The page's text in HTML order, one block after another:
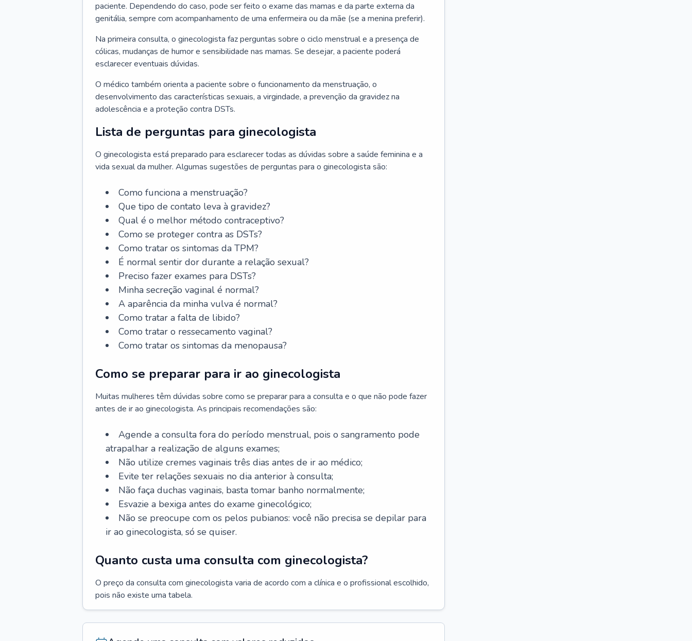
paciente. Dependendo do caso, pode ser feito o exame das mamas e da parte externa da
genitália, sempre com acompanhamento de uma enfermeira ou da mãe (se a menina preferir).
Na primeira consulta, o ginecologista faz perguntas sobre o ciclo menstrual e a presença de
cólicas, mudanças de humor e sensibilidade nas mamas. Se desejar, a paciente poderá
esclarecer eventuais dúvidas.
O médico também orienta a paciente sobre o funcionamento da menstruação, o
desenvolvimento das características sexuais, a virgindade, a prevenção da gravidez na
adolescência e a proteção contra DSTs.
Lista de perguntas para ginecologista
O ginecologista está preparado para esclarecer todas as dúvidas sobre a saúde feminina e a
vida sexual da mulher. Algumas sugestões de perguntas para o ginecologista são:
Como funciona a menstruação?
Que tipo de contato leva à gravidez?
Qual é o melhor método contraceptivo?
Como se proteger contra as DSTs?
Como tratar os sintomas da TPM?
É normal sentir dor durante a relação sexual?
Preciso fazer exames para DSTs?
Minha secreção vaginal é normal?
A aparência da minha vulva é normal?
Como tratar a falta de libido?
Como tratar o ressecamento vaginal?
Como tratar os sintomas da menopausa?
Como se preparar para ir ao ginecologista
Muitas mulheres têm dúvidas sobre como se preparar para a consulta e o que não pode fazer
antes de ir ao ginecologista. As principais recomendações são:
Agende a consulta fora do período menstrual, pois o sangramento pode
atrapalhar a realização de alguns exames;
Não utilize cremes vaginais três dias antes de ir ao médico;
Evite ter relações sexuais no dia anterior à consulta;
Não faça duchas vaginais, basta tomar banho normalmente;
Esvazie a bexiga antes do exame ginecológico;
Não se preocupe com os pelos pubianos: você não precisa se depilar para
ir ao ginecologista, só se quiser.
Quanto custa uma consulta com ginecologista?
O preço da consulta com ginecologista varia de acordo com a clínica e o profissional escolhido,
pois não existe uma tabela.